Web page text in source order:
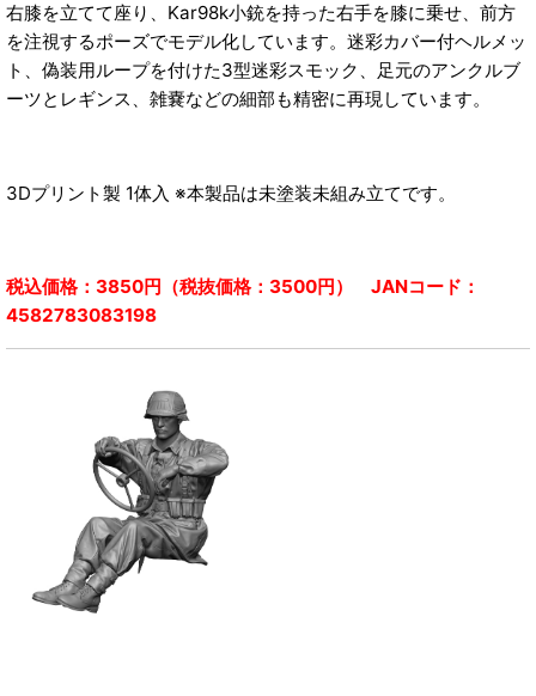
右膝を立てて座り、Kar98k小銃を持った右手を膝に乗せ、前方
を注視するポーズでモデル化しています。迷彩カバー付ヘルメッ
ト、偽装用ループを付けた3型迷彩スモック、足元のアンクルブ
ーツとレギンス、雑嚢などの細部も精密に再現しています。
3Dプリント製 1体入 ※本製品は未塗装未組み立てです。
税込価格：3850円（税抜価格：3500円） JANコード：
4582783083198